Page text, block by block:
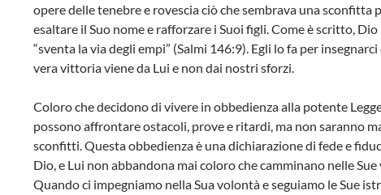
opere delle tenebre e rovescia ciò che sembrava una sconfitta
esaltare il Suo nome e rafforzare i Suoi figli. Come è scritto, Dio
“sventa la via degli empi” (Salmi 146:9). Egli lo fa per insegnarci
vera vittoria viene da Lui e non dai nostri sforzi.
Coloro che decidono di vivere in obbedienza alla potente
possono affrontare ostacoli, prove e ritardi, ma non saranno
sconfitti. Questa obbedienza è una dichiarazione di fede e
Dio, e Lui non abbandona mai coloro che camminano nelle Sue
Quando ci impegniamo nella Sua volontà e seguiamo le Sue